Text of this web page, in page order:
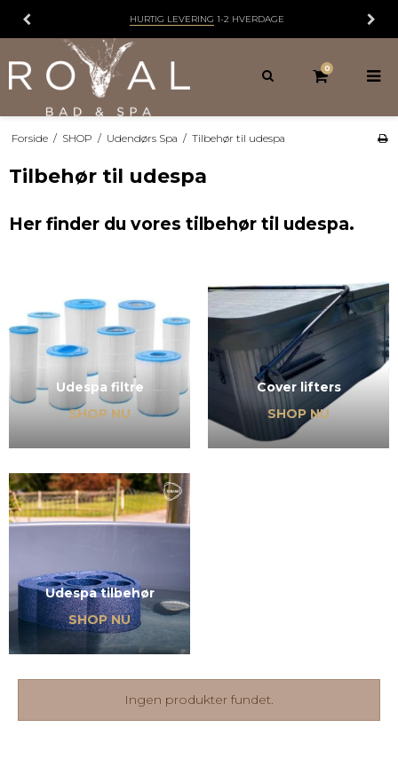
HURTIG LEVERING 1-2 HVERDAGE
0
Forside / SHOP / Udendørs Spa / Tilbehør til udespa
Tilbehør til udespa
Her finder du vores tilbehør til udespa.
Udespa filtre
SHOP NU
Cover lifters
SHOP NU
Udespa tilbehør
SHOP NU
Ingen produkter fundet.